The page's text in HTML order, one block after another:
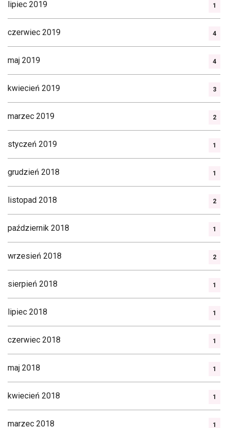
lipiec 2019 1
czerwiec 2019 4
maj 2019 4
kwiecień 2019 3
marzec 2019 2
styczeń 2019 1
grudzień 2018 1
listopad 2018 2
październik 2018 1
wrzesień 2018 2
sierpień 2018 1
lipiec 2018 1
czerwiec 2018 1
maj 2018 1
kwiecień 2018 1
marzec 2018 1